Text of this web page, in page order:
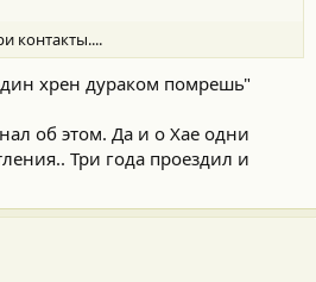
контакты....
хрен дураком помрешь"
об этом. Да и о Хае одни
Три года проездил и